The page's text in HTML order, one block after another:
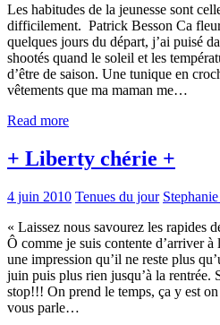
Les habitudes de la jeunesse sont
difficilement. Patrick Besson Ca
quelques jours du départ, j’ai puisé
shootés quand le soleil et les
d’être de saison. Une tunique en
vêtements que ma maman me…
Read more
+ Liberty chérie +
4 juin 2010 Tenues du jour
« Laissez nous savourez les rapides
Ô comme je suis contente d’arriver
une impression qu’il ne reste plus
juin puis plus rien jusqu’à la rentrée.
stop!!! On prend le temps, ça y est
vous parle…